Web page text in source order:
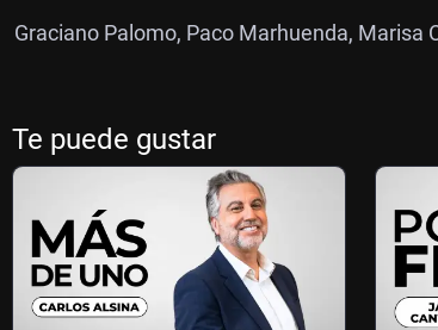
Graciano Palomo, Paco Marhuenda, Marisa
Te puede gustar